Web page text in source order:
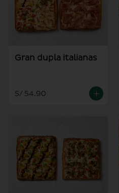
Gran dupla italianas
S/ 54.90